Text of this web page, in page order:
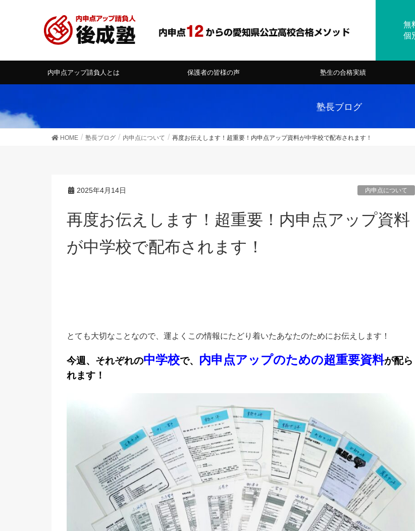
内申点アップ請負人とは 保護者の皆様の声 塾生の合格実績
塾長ブログ
HOME 塾長ブログ 内申点について 再度お伝えします！超重要！内申点アップ資料が中学校で配布されます！
2025年4月14日 内申点について
再度お伝えします！超重要！内申点アップ資料
が中学校で配布されます！
とても大切なことなので、運よくこの情報にたどり着いたあなたのためにお伝えします！
今週、それぞれの中学校で、 内申点アップのための超重要資料が配ら
れます！